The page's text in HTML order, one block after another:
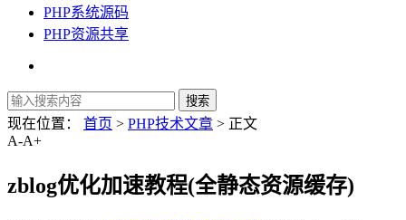
PHP系统源码
PHP资源共享
现在位置： 首页 > PHP技术文章 > 正文
A-A+
zblog优化加速教程(全静态资源缓存)